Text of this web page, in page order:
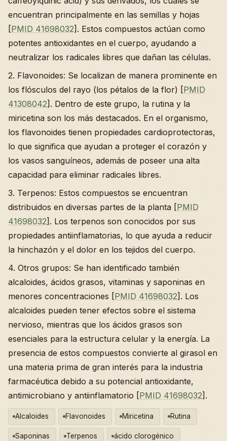
encuentran principalmente en las semillas y hojas
[PMID 41698032]. Estos compuestos actúan como
potentes antioxidantes en el cuerpo, ayudando a
neutralizar los radicales libres que dañan las células.
2. Flavonoides: Se localizan de manera prominente en
los flósculos del rayo (los pétalos de la flor) [PMID
41308042]. Dentro de este grupo, la rutina y la
miricetina son los más destacados. En el organismo,
los flavonoides tienen propiedades cardioprotectoras,
lo que significa que ayudan a proteger el corazón y
los vasos sanguíneos, además de poseer una alta
capacidad para eliminar radicales libres.
3. Terpenos: Estos compuestos se encuentran
distribuidos en diversas partes de la planta [PMID
41698032]. Los terpenos son conocidos por sus
propiedades antiinflamatorias, lo que ayuda a reducir
la hinchazón y el dolor en los tejidos del cuerpo.
4. Otros grupos: Se han identificado también
alcaloides, ácidos grasos, vitaminas y saponinas en
menores concentraciones [PMID 41698032]. Los
alcaloides pueden tener efectos sobre el sistema
nervioso, mientras que los ácidos grasos son
esenciales para la estructura celular y la energía. La
presencia de estos compuestos convierte al girasol en
una materia prima de gran interés para la industria
farmacéutica debido a su potencial antioxidante,
antimicrobiano y antiinflamatorio [PMID 41698032].
Alcaloides Flavonoides Miricetina Rutina
Saponinas Terpenos ácido clorogénico